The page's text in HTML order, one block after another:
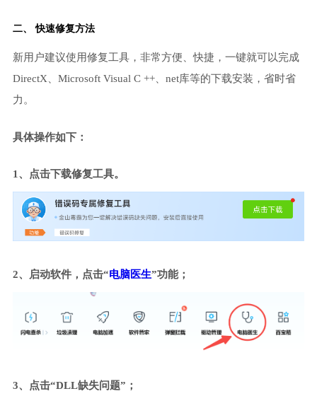
二、 快速修复方法
新用户建议使用修复工具，非常方便、快捷，一键就可以完成
DirectX、Microsoft Visual C ++、net库等的下载安装，省时省
力。
具体操作如下：
1、点击下载修复工具。
2、启动软件，点击“电脑医生”功能；
3、点击“DLL缺失问题”；